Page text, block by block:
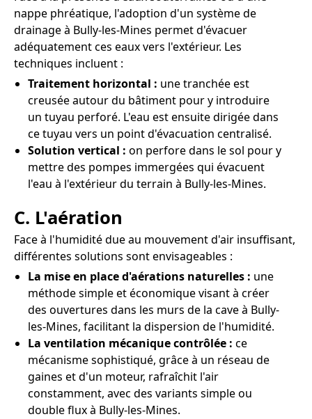
nappe phréatique, l'adoption d'un système de
drainage à Bully-les-Mines permet d'évacuer
adéquatement ces eaux vers l'extérieur. Les
techniques incluent :
Traitement horizontal : une tranchée est
creusée autour du bâtiment pour y introduire
un tuyau perforé. L'eau est ensuite dirigée dans
ce tuyau vers un point d'évacuation centralisé.
Solution vertical : on perfore dans le sol pour y
mettre des pompes immergées qui évacuent
l'eau à l'extérieur du terrain à Bully-les-Mines.
C. L'aération
Face à l'humidité due au mouvement d'air insuffisant,
différentes solutions sont envisageables :
La mise en place d'aérations naturelles : une
méthode simple et économique visant à créer
des ouvertures dans les murs de la cave à Bully-
les-Mines, facilitant la dispersion de l'humidité.
La ventilation mécanique contrôlée : ce
mécanisme sophistiqué, grâce à un réseau de
gaines et d'un moteur, rafraîchit l'air
constamment, avec des variants simple ou
double flux à Bully-les-Mines.